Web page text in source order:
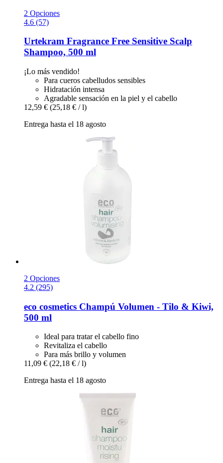
2 Opciones
4.6 (57)
Urtekram Fragrance Free Sensitive Scalp
Shampoo, 500 ml
¡Lo más vendido!
Para cueros cabelludos sensibles
Hidratación intensa
Agradable sensación en la piel y el cabello
12,59 € (25,18 € / l)
Entrega hasta el 18 agosto
2 Opciones
4.2 (295)
eco cosmetics Champú Volumen -​ Tilo & Kiwi,
500 ml
Ideal para tratar el cabello fino
Revitaliza el cabello
Para más brillo y volumen
11,09 € (22,18 € / l)
Entrega hasta el 18 agosto